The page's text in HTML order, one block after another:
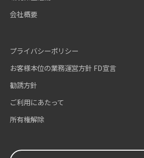
会社概要
プライバシーポリシー
お客様本位の業務運営方針 FD宣言
勧誘方針
ご利用にあたって
所有権解除